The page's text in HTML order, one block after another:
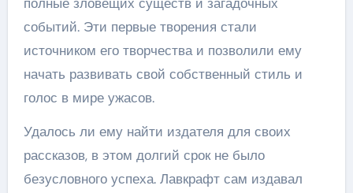
событий. Эти первые творения стали
источником его творчества и позволили ему
начать развивать свой собственный стиль и
голос в мире ужасов.
Удалось ли ему найти издателя для своих
рассказов, в этом долгий срок не было
безусловного успеха. Лавкрафт сам издавал